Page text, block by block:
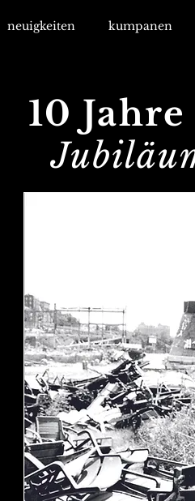
neuigkeiten kumpanen
10